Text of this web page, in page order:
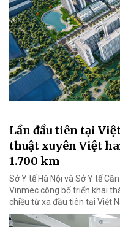
Lần đầu tiên tại
thuật xuyên Việt
1.700 km
Sở Y tế Hà Nội và Sở Y tế
Vinmec công bố triển khai
chiều từ xa đầu tiên tại Việt